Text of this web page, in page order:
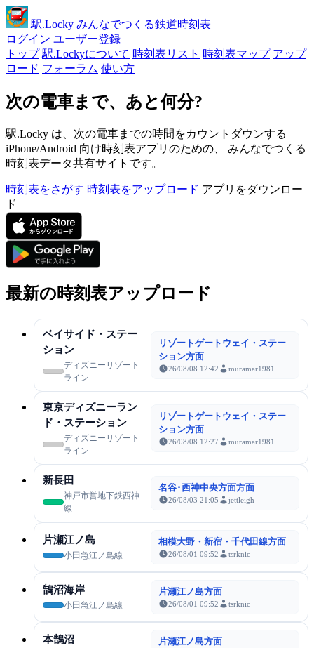
駅.Locky みんなでつくる鉄道時刻表
ログイン ユーザー登録
トップ 駅.Lockyについて 時刻表リスト 時刻表マップ アップ
ロード フォーラム 使い方
次の電車まで、あと何分?
駅.Locky は、次の電車までの時間をカウントダウンする
iPhone/Android 向け時刻表アプリのための、 みんなでつくる
時刻表データ共有サイトです。
時刻表をさがす 時刻表をアップロード アプリをダウンロー
ド
最新の時刻表アップロード
ベイサイド・ステー
ション
ディズニーリゾート
ライン
リゾートゲートウェイ・ステー
ション方面
26/08/08 12:42 muramar1981
東京ディズニーラン
ド・ステーション
ディズニーリゾート
ライン
リゾートゲートウェイ・ステー
ション方面
26/08/08 12:27 muramar1981
新長田
神戸市営地下鉄西神
線
名谷･西神中央方面方面
26/08/03 21:05 jettleigh
片瀬江ノ島
小田急江ノ島線
相模大野・新宿・千代田線方面
26/08/01 09:52 tsrknic
鵠沼海岸
小田急江ノ島線
片瀬江ノ島方面
26/08/01 09:52 tsrknic
本鵠沼 片瀬江ノ島方面